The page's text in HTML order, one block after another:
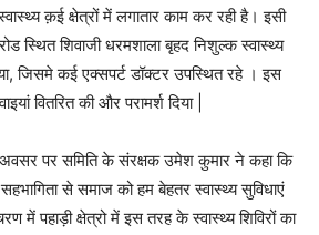
क़ई क्षेत्रों में लगातार काम कर रही है। इसी
स्थित शिवाजी धरमशाला बृहद निशुल्क स्वास्थ्य
जिसमे कई एक्सपर्ट डॉक्टर उपस्थित रहे । इस
वितरित की और परामर्श दिया |
अवसर पर समिति के संरक्षक उमेश कुमार ने कहा कि
से समाज को हम बेहतर स्वास्थ्य सुविधाएं
पहाड़ी क्षेत्रो में इस तरह के स्वास्थ्य शिविरों का